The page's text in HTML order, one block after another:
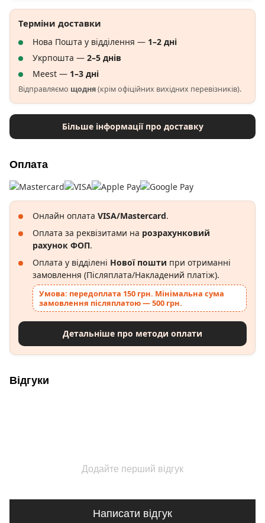
Терміни доставки
Нова Пошта у відділення — 1–2 дні
Укрпошта — 2–5 днів
Meest — 1–3 дні
Відправляємо щодня(крім офіційних вихідних перевізників).
Більше інформації про доставку
Оплата
Онлайн оплата VISA/Mastercard.
Оплата за реквізитами на розрахунковий
рахунок ФОП.
Оплата у відділені Нової пошти при отриманні
замовлення (Післяплата/Накладений платіж).
Умова: передоплата 150 грн. Мінімальна сума
замовлення післяплатою — 500 грн.
Детальніше про методи оплати
Відгуки
Додайте перший відгук
Написати відгук